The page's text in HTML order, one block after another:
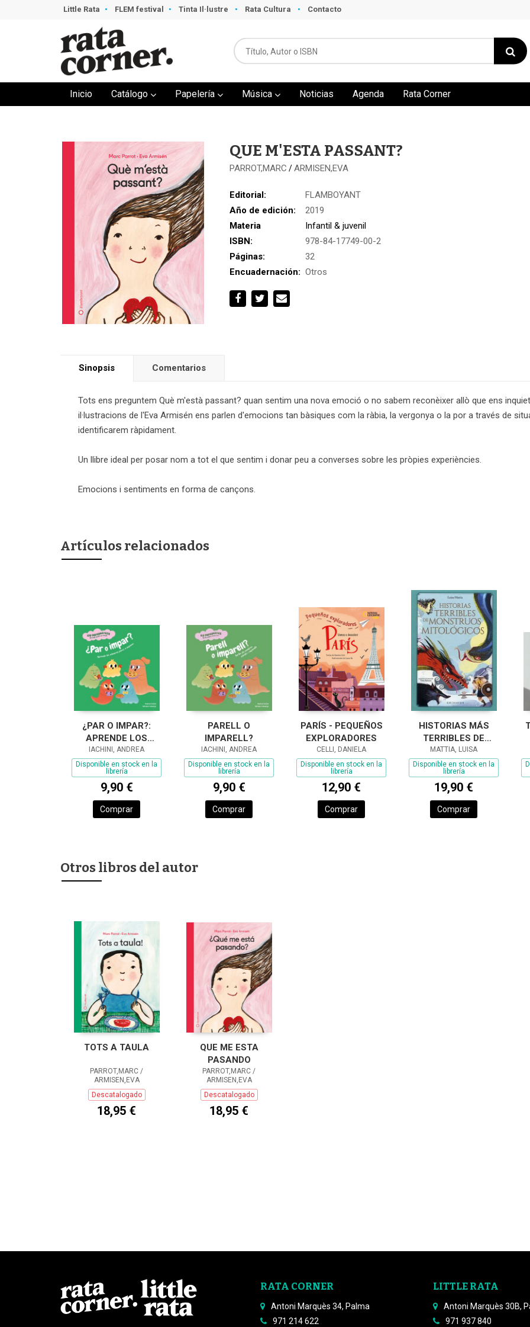
Little Rata FLEM festival Tinta Il·lustre Rata Cultura Contacto
Inicio Catálogo Papelería Música Noticias Agenda Rata Corner
QUE M'ESTA PASSANT?
PARROT,MARC /ARMISEN,EVA
Editorial:
FLAMBOYANT
Año de edición:
2019
Materia
Infantil & juvenil
ISBN:
978-84-17749-00-2
Páginas:
32
Encuadernación: Otros
Sinopsis Comentarios
Tots ens preguntem Què m'està passant? quan sentim una nova emoció o no sabem reconèixer allò que ens
il·lustracions de l'Eva Armisén ens parlen d'emocions tan bàsiques com la ràbia, la vergonya o la por a través de
identificarem ràpidament.
Un llibre ideal per posar nom a tot el que sentim i donar peu a converses sobre les pròpies experiències.
Emocions i sentiments en forma de cançons.
Artículos relacionados
¿PAR O IMPAR?:
APRENDE LOS
NÚMEROS PARES E
IMPARES
IACHINI, ANDREA
Disponible en stock en la
librería
9,90 €
Comprar
PARELL O
IMPARELL?
IACHINI, ANDREA
Disponible en stock en la
librería
9,90 €
Comprar
PARÍS - PEQUEÑOS
EXPLORADORES
CELLI, DANIELA
Disponible en stock en la
librería
12,90 €
Comprar
HISTORIAS MÁS
TERRIBLES DE
MONSTRUOS
MITOLÓGICOS, LAS
MATTIA, LUISA
Disponible en stock en la
librería
19,90 €
Comprar
Otros libros del autor
TOTS A TAULA
PARROT,MARC /
ARMISEN,EVA
Descatalogado
18,95 €
QUE ME ESTA
PASANDO
PARROT,MARC /
ARMISEN,EVA
Descatalogado
18,95 €
RATA CORNER
Antoni Marquès 34, Palma
971 214 622
LITTLE RATA
Antoni Marquès 30B,
971 937 840